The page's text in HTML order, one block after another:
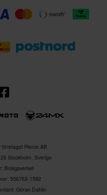
företaget Pierce AB
Stockholm, Sverige
Bolagsverket
556763-1592
Göran Dahlin